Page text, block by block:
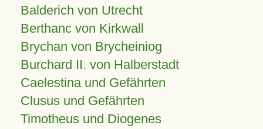
Balderich von Utrecht
Berthanc von Kirkwall
Brychan von Brycheiniog
Burchard II. von Halberstadt
Caelestina und Gefährten
Clusus und Gefährten
Timotheus und Diogenes